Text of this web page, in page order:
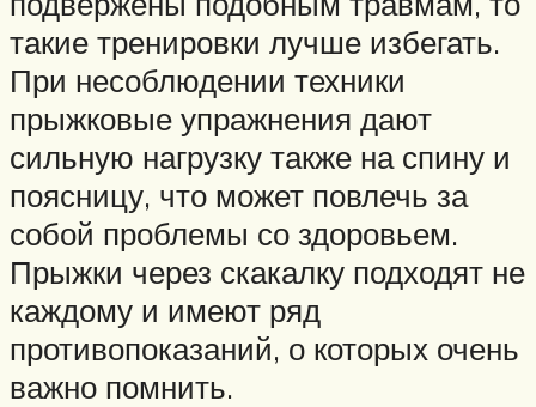
такие тренировки лучше избегать.
При несоблюдении техники
прыжковые упражнения дают
сильную нагрузку также на спину и
поясницу, что может повлечь за
собой проблемы со здоровьем.
Прыжки через скакалку подходят не
каждому и имеют ряд
противопоказаний, о которых очень
важно помнить.